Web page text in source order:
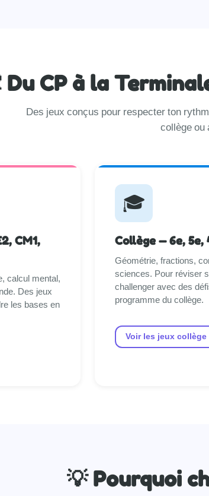
Du CP à la
Des jeux conçus pour respecter ton
collège ou
CM1,
calcul mental,
Des jeux
les bases en
🎓
Collège — 6e, 5e,
Géométrie, fractions,
sciences. Pour réviser
challenger avec des
programme du collège.
Voir les jeux collège
💡 Pourquoi